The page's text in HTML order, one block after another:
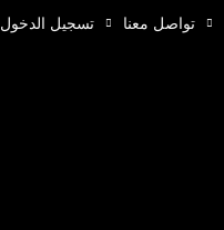
تواصل معنا تسجيل الدخول